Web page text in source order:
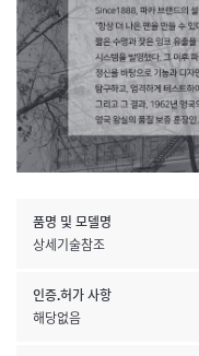
품명 및 모델명
상세기술참조
인증.허가 사항
해당없음